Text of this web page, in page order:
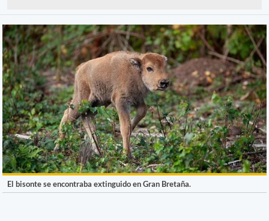
El bisonte se encontraba extinguido en Gran Bretaña.